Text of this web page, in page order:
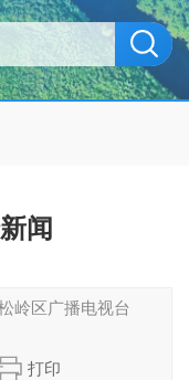
闻
岭区广播电视台
打印